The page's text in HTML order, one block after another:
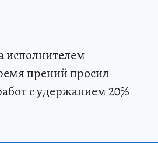
исполнителем
прений просил
с удержанием 20%